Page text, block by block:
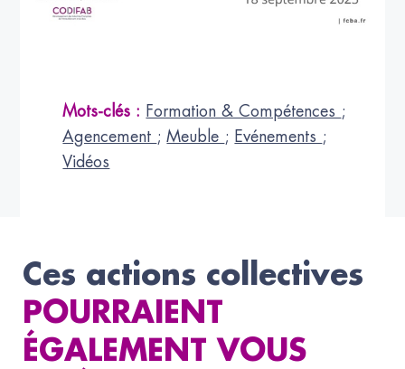
Mots-clés : Formation & Compétences ;
Agencement ;Meuble ; Evénements ;
Vidéos
Ces actions collectives
POURRAIENT
ÉGALEMENT VOUS